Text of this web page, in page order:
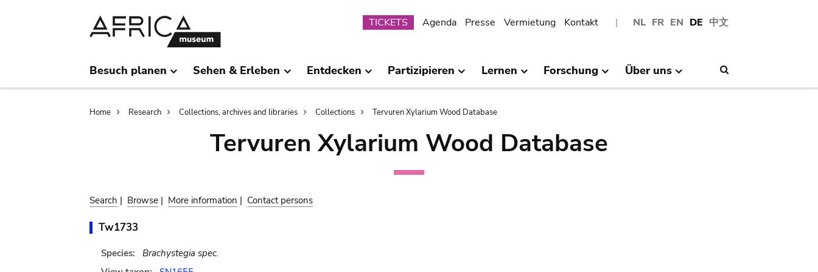
NL FR EN DE 中文
Submenu
TICKETS Agenda Presse Vermietung Kontakt
Besuch planen Sehen & Erleben Entdecken Partizipieren Lernen Forschung Über uns
Breadcrumb
Home Research Collections, archives and libraries Collections Tervuren Xylarium Wood Database
Tervuren Xylarium Wood Database
Search | Browse | More information | Contact persons
Tw1733
Species:
Brachystegia spec.